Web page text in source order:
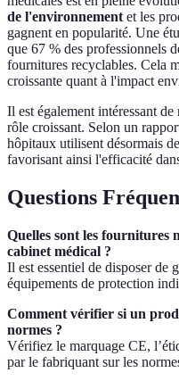
de l'environnement et les
gagnent en popularité. Une
que 67 % des professionnels
fournitures recyclables. Cela
croissante quant à l'impact
Il est également intéressant
rôle croissant. Selon un
hôpitaux utilisent désormais
favorisant ainsi l'efficacité
Questions
Quelles sont les fournitures
cabinet médical ?
Il est essentiel de disposer de
équipements de protection
Comment vérifier si un
normes ?
Vérifiez le marquage CE,
par le fabriquant sur les